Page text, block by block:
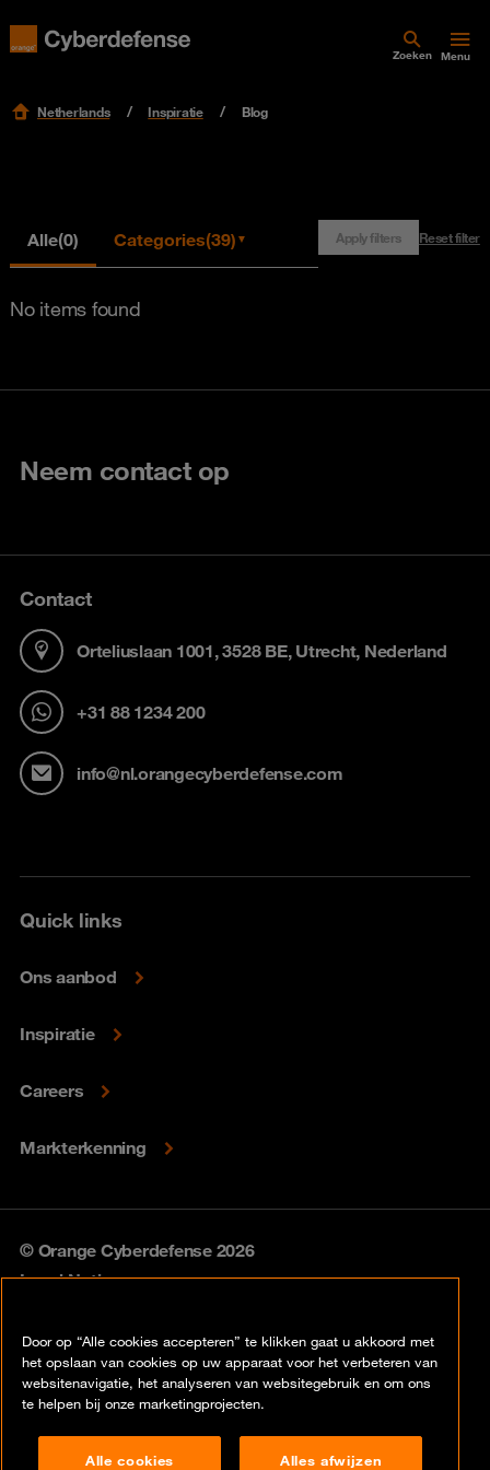
Zoeken Menu
Netherlands Inspiratie Blog
Alle(0) Categories(39) ▼ Apply filters Reset filter
No items found
Neem contact op
Contact
Orteliuslaan 1001, 3528 BE, Utrecht, Nederland
+31 88 1234 200
info@nl.orangecyberdefense.com
Quick links
Ons aanbod
Inspiratie
Careers
Markterkenning
© Orange Cyberdefense 2026
Legal Notice
Vulnerability policy
Door op “Alle cookies accepteren” te klikken gaat u akkoord met
het opslaan van cookies op uw apparaat voor het verbeteren van
websitenavigatie, het analyseren van websitegebruik en om ons
te helpen bij onze marketingprojecten.
Alle cookies Alles afwijzen